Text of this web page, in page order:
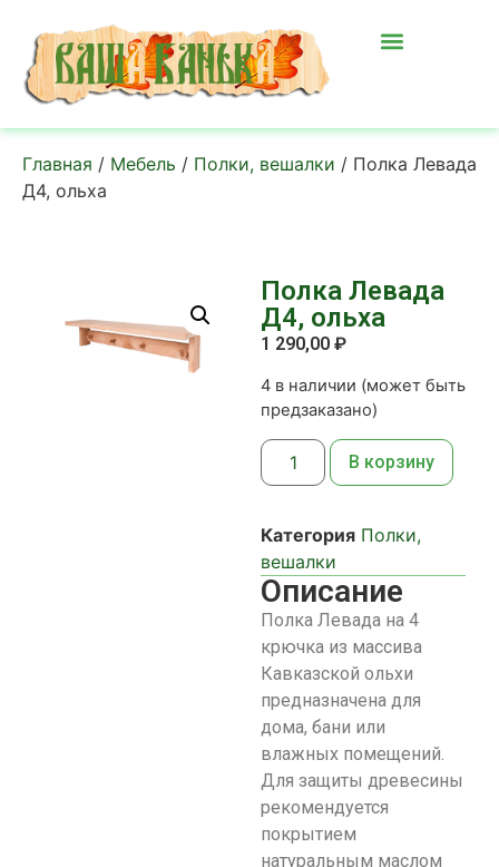
Главная / Мебель / Полки, вешалки / Полка Левада
Д4, ольха
Полка Левада
Д4, ольха
1 290,00 ₽
4 в наличии (может быть
предзаказано)
В корзину
Категория Полки,
вешалки
Описание
Полка Левада на 4
крючка из массива
Кавказской ольхи
предназначена для
дома, бани или
влажных помещений.
Для защиты древесины
рекомендуется
покрытием
натуральным маслом